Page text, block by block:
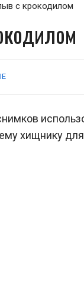
с крокодилом
хищнику